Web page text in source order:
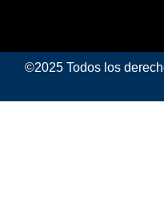
©2025 Todos los